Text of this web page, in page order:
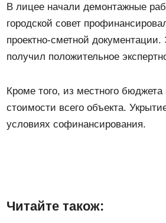
В лицее начали демонтажные
городской совет
проектно-сметной документации.
получил положительное
Кроме того, из местного
стоимости всего объекта.
условиях софинансирования.
Читайте також: